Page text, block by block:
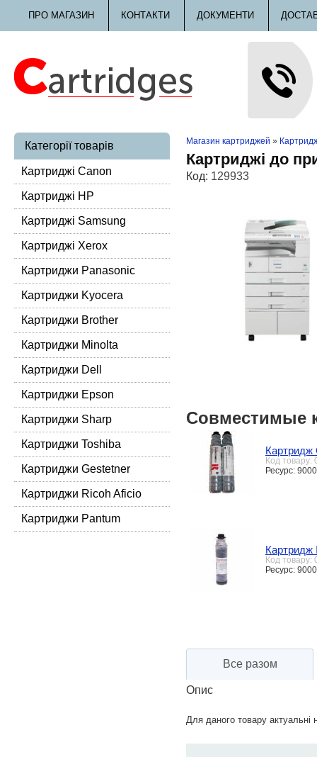
ПРО МАГАЗИН КОНТАКТИ ДОКУМЕНТИ
Категорії товарів
Картриджі Canon
Картриджі HP
Картриджі Samsung
Картриджі Xerox
Картриджи Panasonic
Картриджи Kyocera
Картриджи Brother
Картриджи Minolta
Картриджи Dell
Картриджи Epson
Картриджи Sharp
Картриджи Toshiba
Картриджи Gestetner
Картриджи Ricoh Aficio
Картриджи Pantum
Магазин картриджей »
Картриджі до
Код: 129933
Совместимые
Картридж
Код товару:
Ресурс:
Картридж
Код товару:
Ресурс:
Все разом
Опис
Для даного товару актуальні